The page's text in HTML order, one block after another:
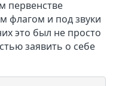
первенстве
флагом и под звуки
это был не просто
заявить о себе